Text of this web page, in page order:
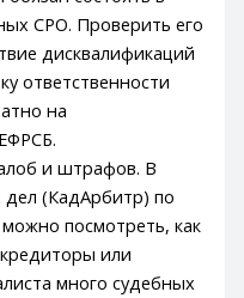
СРО. Проверить его
дисквалификаций
ответственности
на
и штрафов. В
(КадАрбитр) по
посмотреть, как
или
много судебных